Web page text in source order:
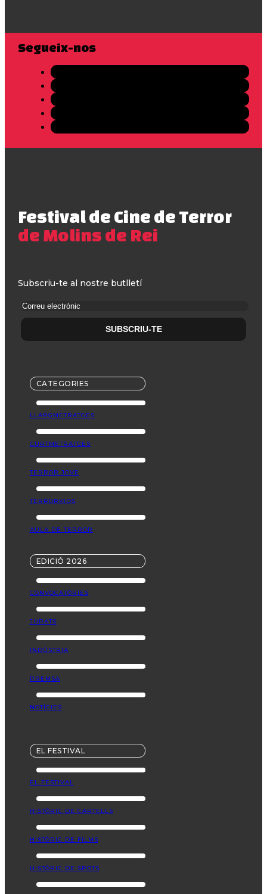
Segueix-nos
Festival de Cine de Terror
de Molins de Rei
Subscriu-te al nostre butlletí
CATEGORIES
LLARGMETRATGES
CURTMETRATGES
TERROR JOVE
TERRORKIDS
AULA DE TERROR
EDICIÓ 2026
CONVOCATÒRIES
JURATS
INDÚSTRIA
PREMSA
NOTÍCIES
EL FESTIVAL
EL FESTIVAL
HISTÒRIC DE CARTELLS
HISTÒRIC DE FILMS
HISTÒRIC DE SPOTS